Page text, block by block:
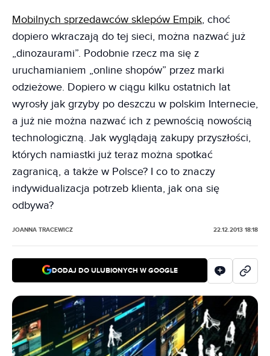
Mobilnych sprzedawców sklepów Empik, choć
dopiero wkraczają do tej sieci, można nazwać już
„dinozaurami”. Podobnie rzecz ma się z
uruchamianiem „online shopów” przez marki
odzieżowe. Dopiero w ciągu kilku ostatnich lat
wyrosły jak grzyby po deszczu w polskim Internecie,
a już nie można nazwać ich z pewnością nowością
technologiczną. Jak wyglądają zakupy przyszłości,
których namiastki już teraz można spotkać
zagranicą, a także w Polsce? I co to znaczy
indywidualizacja potrzeb klienta, jak ona się
odbywa?
JOANNA TRACEWICZ 22.12.2013 18:18
DODAJ DO ULUBIONYCH W GOOGLE